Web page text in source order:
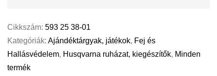
Cikkszám: 593 25 38-01
Kategóriák: Ajándéktárgyak, játékok, Fej és
Hallásvédelem, Husqvarna ruházat, kiegészítők, Minden
termék